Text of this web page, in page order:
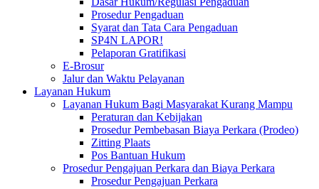
Prosedur Pengaduan
Syarat dan Tata Cara Pengaduan
SP4N LAPOR!
Pelaporan Gratifikasi
E-Brosur
Jalur dan Waktu Pelayanan
Layanan Hukum
Layanan Hukum Bagi Masyarakat Kurang Mampu
Peraturan dan Kebijakan
Prosedur Pembebasan Biaya Perkara (Prodeo)
Zitting Plaats
Pos Bantuan Hukum
Prosedur Pengajuan Perkara dan Biaya Perkara
Prosedur Pengajuan Perkara